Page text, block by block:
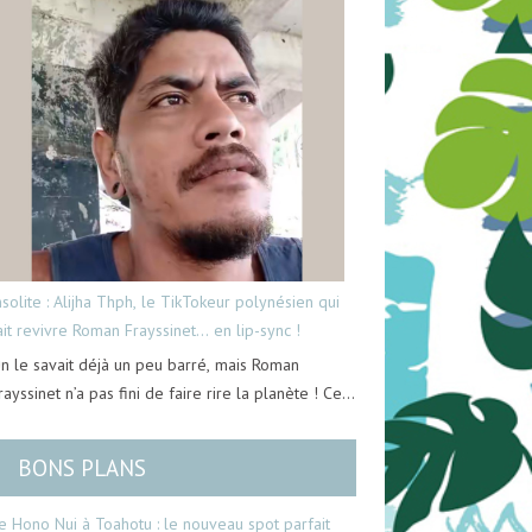
: Alijha Thph, le TikTokeur polynésien qui
revivre Roman Frayssinet… en lip-sync !
le savait déjà un peu barré, mais Roman
n’a pas fini de faire rire la planète ! Ce…
BONS PLANS
Hono Nui à Toahotu : le nouveau spot parfait